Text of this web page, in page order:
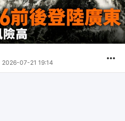
2026-07-21 19:14